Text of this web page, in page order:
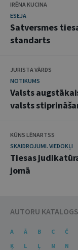
IRĒNA KUCINA
ESEJA
Satversmes
standarts
JURISTA VĀRDS
NOTIKUMS
Valsts
valsts
KŪNS LĒNARTSS
SKAIDROJUMI. VIEDOKĻI
Tiesas
jomā
AUTORU KATALOGS
A Ā B C Č
Ķ
L Ļ M N